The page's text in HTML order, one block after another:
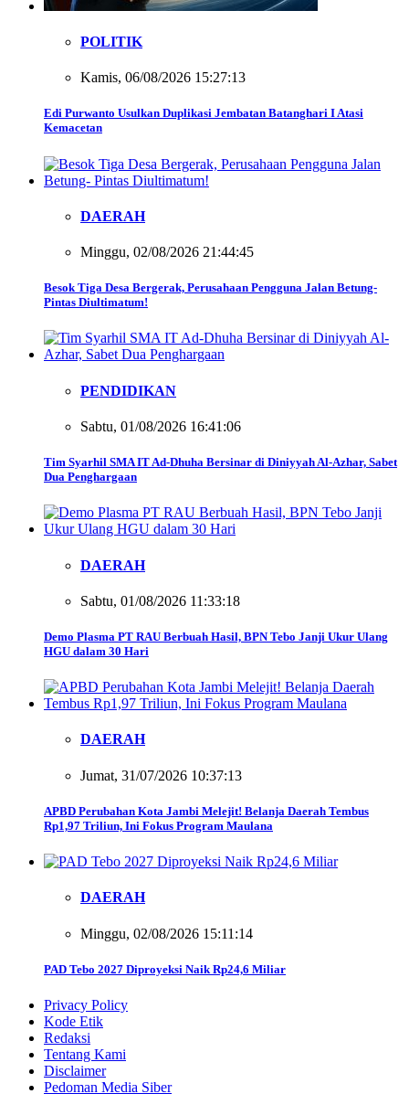
POLITIK
Kamis, 06/08/2026 15:27:13
Edi Purwanto Usulkan Duplikasi Jembatan Batanghari I Atasi
Kemacetan
DAERAH
Minggu, 02/08/2026 21:44:45
Besok Tiga Desa Bergerak, Perusahaan Pengguna Jalan Betung-
Pintas Diultimatum!
PENDIDIKAN
Sabtu, 01/08/2026 16:41:06
Tim Syarhil SMA IT Ad-Dhuha Bersinar di Diniyyah Al-Azhar, Sabet
Dua Penghargaan
DAERAH
Sabtu, 01/08/2026 11:33:18
Demo Plasma PT RAU Berbuah Hasil, BPN Tebo Janji Ukur Ulang
HGU dalam 30 Hari
DAERAH
Jumat, 31/07/2026 10:37:13
APBD Perubahan Kota Jambi Melejit! Belanja Daerah Tembus
Rp1,97 Triliun, Ini Fokus Program Maulana
DAERAH
Minggu, 02/08/2026 15:11:14
PAD Tebo 2027 Diproyeksi Naik Rp24,6 Miliar
Privacy Policy
Kode Etik
Redaksi
Tentang Kami
Disclaimer
Pedoman Media Siber